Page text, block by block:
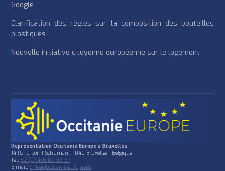
Google
Clarification des règles sur la composition des bouteilles
plastiques
Nouvelle initiative citoyenne européenne sur le logement
Représentation Occitanie Europe à Bruxelles
14 Rond-point Schuman - 1040 Bruxelles - Belgique
Tél:32 (0) 476 89 35 57
E-mail:office@occitanie-europe.eu